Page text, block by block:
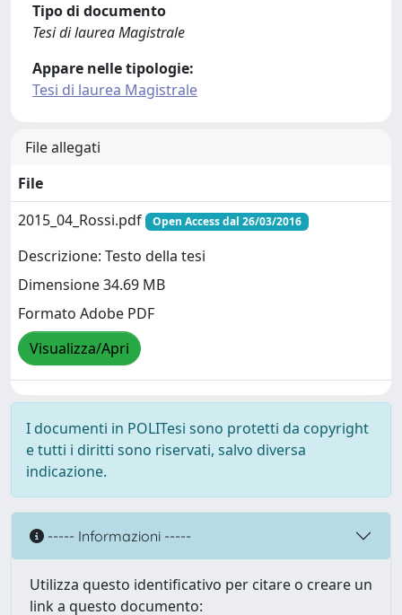
Tipo di documento
Tesi di laurea Magistrale
Appare nelle tipologie:
Tesi di laurea Magistrale
File allegati
File
2015_04_Rossi.pdf
Open Access dal 26/03/2016
Descrizione: Testo della tesi
Dimensione 34.69 MB
Formato Adobe PDF
Visualizza/Apri
I documenti in POLITesi sono protetti da copyright
e tutti i diritti sono riservati, salvo diversa
indicazione.
----- Informazioni -----
Utilizza questo identificativo per citare o creare un
link a questo documento: